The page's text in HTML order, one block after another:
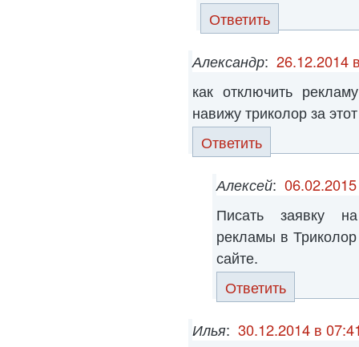
Ответить
Александр: 26.12.2014
как отключить
навижу триколор за
Ответить
Алексей:
Писать заявку
рекламы в
сайте.
Ответить
Илья: 30.12.2014 в